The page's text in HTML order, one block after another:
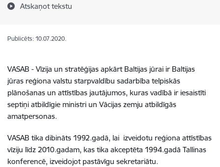
Atskaņot tekstu
Publicēts: 10.07.2020.
VASAB - Vīzija un stratēģijas apkārt Baltijas jūrai ir Baltijas
jūras reģiona valstu starpvaldību sadarbība telpiskās
plānošanas un attīstības jautājumos, kuras vadībā ir iesaistīti
septiņi atbildīgie ministri un Vācijas zemju atbildīgās
amatpersonas.
VASAB tika dibināts 1992.gadā, lai izveidotu reģiona attīstības
vīziju līdz 2010.gadam, kas tika akceptēta 1994.gadā Tallinas
konferencē, izveidojot pastāvīgu sekretariātu.